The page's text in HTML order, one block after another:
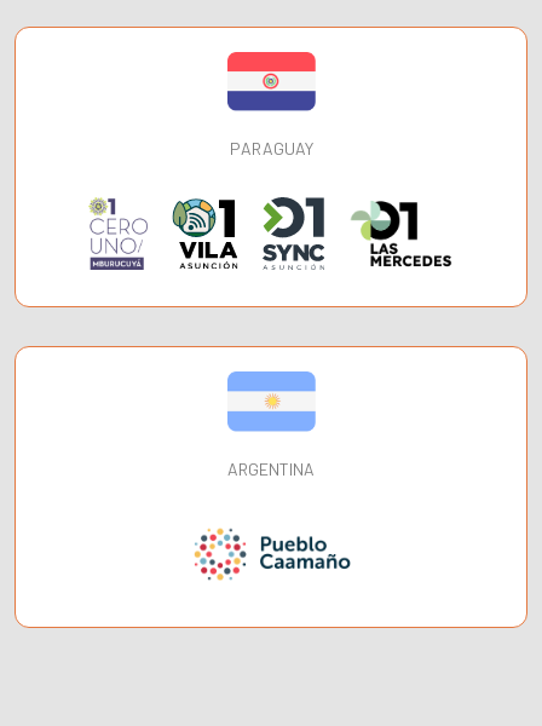
PARAGUAY
ARGENTINA